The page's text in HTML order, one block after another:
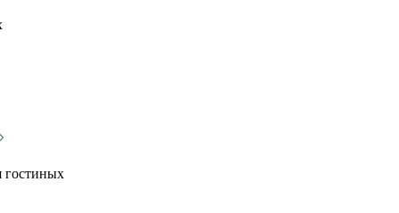
гостиных